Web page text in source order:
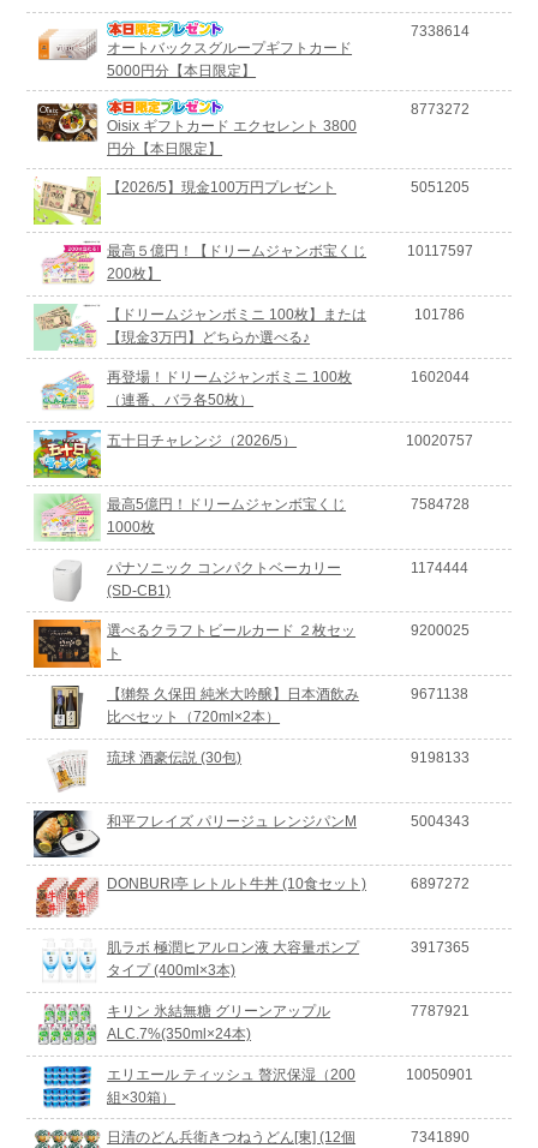
オートバックスグループギフトカード
5000円分【本日限定】
7338614
Oisix ギフトカード エクセレント 3800
円分【本日限定】
8773272
【2026/5】現金100万円プレゼント 5051205
最高５億円！【ドリームジャンボ宝くじ
200枚】
10117597
【ドリームジャンボミニ 100枚】または
【現金3万円】どちらか選べる♪
101786
再登場！ドリームジャンボミニ 100枚
（連番、バラ各50枚）
1602044
五十日チャレンジ（2026/5） 10020757
最高5億円！ドリームジャンボ宝くじ
1000枚
7584728
パナソニック コンパクトベーカリー
(SD-CB1)
1174444
選べるクラフトビールカード ２枚セッ
ト
9200025
【獺祭 久保田 純米大吟醸】日本酒飲み
比べセット（720ml×2本）
9671138
琉球 酒豪伝説 (30包) 9198133
和平フレイズ パリージュ レンジパンM 5004343
DONBURI亭 レトルト牛丼 (10食セット) 6897272
肌ラボ 極潤ヒアルロン液 大容量ポンプ
タイプ (400ml×3本)
3917365
キリン 氷結無糖 グリーンアップル
ALC.7%(350ml×24本)
7787921
エリエール ティッシュ 贅沢保湿（200
組×30箱）
10050901
日清のどん兵衛きつねうどん[東] (12個
7341890